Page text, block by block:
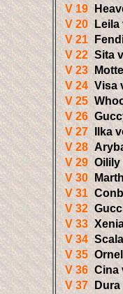
V 19
V 20
V 21
V 22 Sita
V 23
V 24 Visa
V 25
V 26
V 27 Ilka
V 28
V 29 Oilily
V 30
V 31
V 32
V 33
V 34
V 35
V 36 Cina
V 37